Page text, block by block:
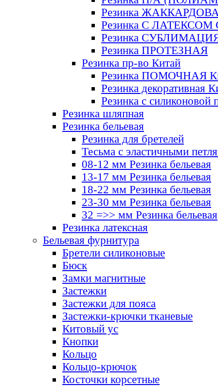
Резинка
Резинка С ЛАТЕКСОМ
Резинка
Резинка ПРОТЕЗНАЯ
Резинка пр-во Китай
Резинка ПОМОЧНАЯ
Резинка декоративная
Резинка с силиконовой
Резинка шляпная
Резинка бельевая
Резинка для бретелей
Тесьма с эластичными
08-12 мм Резинка бельевая
13-17 мм Резинка бельевая
18-22 мм Резинка бельевая
23-30 мм Резинка бельевая
32 =>> мм Резинка бельевая
Резинка латексная
Бельевая фурнитура
Бретели силиконовые
Бюск
Замки магнитные
Застежки
Застежки для пояса
Застежки-крючки тканевые
Китовый ус
Кнопки
Кольцо
Кольцо-крючок
Косточки корсетные